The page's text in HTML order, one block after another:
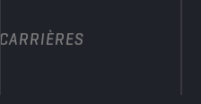
CARRIÈRES